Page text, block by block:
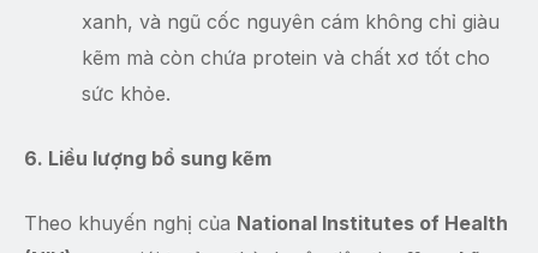
xanh, và ngũ cốc nguyên cám không chỉ giàu
kẽm mà còn chứa protein và chất xơ tốt cho
sức khỏe.
6. Liều lượng bổ sung kẽm
Theo khuyến nghị của National Institutes of Health